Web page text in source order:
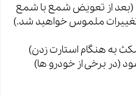
از تعویض شمع با شمع
تغییرات ملموس خواهید شد.)
به هنگام استارت زدن)
(در برخی از خودرو ها)